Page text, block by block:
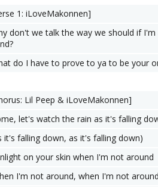
1: ​iLoveMakonnen]
don't we talk the way we should if
do I have to prove to ya to be your
Lil Peep & ​iLoveMakonnen]
let's watch the rain as it's falling
it's falling down, as it's falling down)
on your skin when I'm not around
I'm not around, when I'm not